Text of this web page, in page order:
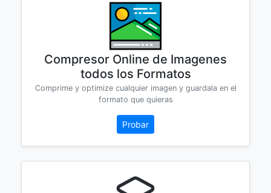
Compresor Online de Imagenes
todos los Formatos
Comprime y optimize cualquier imagen y guardala en el
formato que quieras
Probar